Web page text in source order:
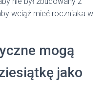
wciąż mieć roczniaka w
mogą
jako